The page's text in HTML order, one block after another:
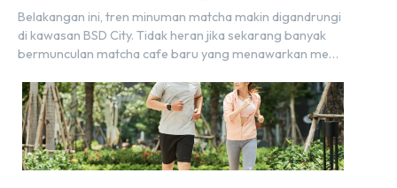
Estetik Dekat Hunian
Belakangan ini, tren minuman matcha makin digandrungi
di kawasan BSD City. Tidak heran jika sekarang banyak
bermunculan matcha cafe baru yang menawarkan menu
nyaman, baik untuk produktif bekerja (WFC) maupun
sekadar bersantai bersama orang terdekat. Kabar
baiknya, deretan kafe hits ini tersebar di lokasi-lokasi
strategis yang sangat […]